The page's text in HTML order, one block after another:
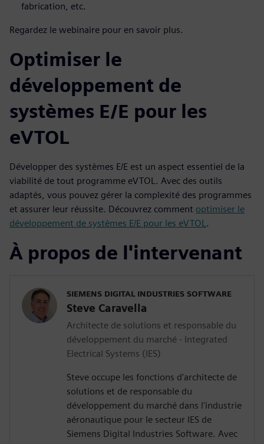
fabrication, etc.
Regardez le webinaire pour en savoir plus.
Optimiser le
développement de
systèmes E/E pour les
eVTOL
Développer des systèmes E/E est un aspect essentiel de la
viabilité de tout programme eVTOL. Avec des outils
adaptés, vous pouvez gérer la complexité des programmes
et assurer leur réussite. Découvrez comment optimiser le
développement de systèmes E/E pour les eVTOL.
À propos de l'intervenant
SIEMENS DIGITAL INDUSTRIES SOFTWARE
Steve Caravella
Architecte de solutions et responsable du
développement du marché - Integrated
Electrical Systems (IES)
Steve occupe les fonctions d'architecte de
solutions et de responsable du
développement du marché dans l'industrie
aéronautique pour le secteur IES de
Siemens Digital Industries Software. Avec